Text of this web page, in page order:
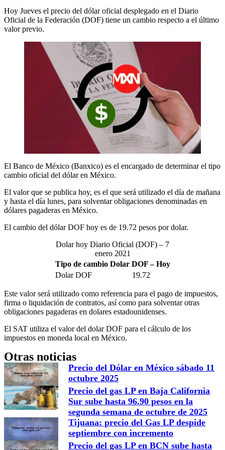
Hoy Jueves el precio del dólar oficial desplegado en el Diario
Oficial de la Federación (DOF) tiene un cambio respecto a el último
valor previo.
El Banco de México (Banxico) es el encargado de determinar el tipo
cambio oficial del dólar en México.
El valor que se publica hoy, es el que será utilizado el día de mañana
y hasta el día lunes, para solventar obligaciones denominadas en
dólares pagaderas en México.
El cambio del dólar DOF hoy es de 19.72 pesos por dolar.
Dolar hoy Diario Oficial (DOF) – 7
enero 2021
Tipo de cambio Dolar DOF – Hoy
Dolar DOF
19.72
Este valor será utilizado como referencia para el pago de impuestos,
firma o liquidación de contratos, así como para solventar otras
obligaciones pagaderas en dolares estadounidenses.
El SAT utiliza el valor del dolar DOF para el cálculo de los
impuestos en moneda local en México.
Otras noticias
Precio del Dólar en México sábado 11
octubre 2025
Precio del gas LP en Baja California
Sur sube hasta 96.90 pesos en la
segunda semana de octubre de 2025
Tijuana: precio del Gas LP despide
septiembre con incremento
Precio del gas LP en BCN sube hasta